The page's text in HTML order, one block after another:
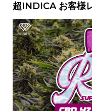
超INDICA お客様